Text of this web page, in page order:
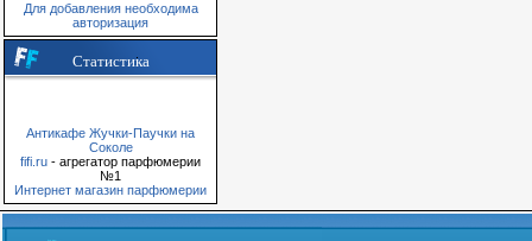
Для добавления необходима
авторизация
Статистика
Антикафе Жучки-Паучки на
Соколе
fifi.ru - агрегатор парфюмерии
№1
Интернет магазин парфюмерии